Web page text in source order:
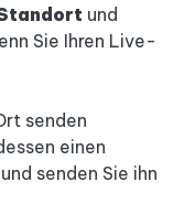
und
Sie Ihren Live-
senden
einen
senden Sie ihn